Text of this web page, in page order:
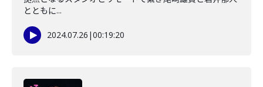
とともに...
2024.07.26 |00:19:20